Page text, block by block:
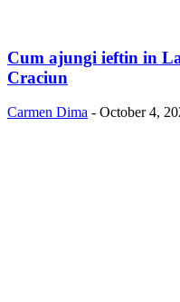
Cum ajungi ieftin in
Craciun
Carmen Dima - October 4,